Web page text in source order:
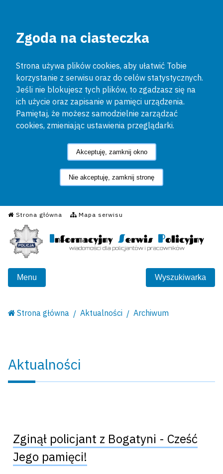
Zgoda na ciasteczka
Strona używa plików cookies, aby ułatwić Tobie
korzystanie z serwisu oraz do celów statystycznych.
Jeśli nie blokujesz tych plików, to zgadzasz się na
ich użycie oraz zapisanie w pamięci urządzenia.
Pamiętaj, że możesz samodzielnie zarządzać
cookies, zmieniając ustawienia przeglądarki.
Akceptuję, zamknij okno
Nie akceptuję, zamknij stronę
Strona główna Mapa serwisu
Informacyjny Serwis
Menu Wyszukiwarka
Strona główna Aktualności Archiwum
Aktualności
Zginął policjant z Bogatyni - Cześć
Jego pamięci!